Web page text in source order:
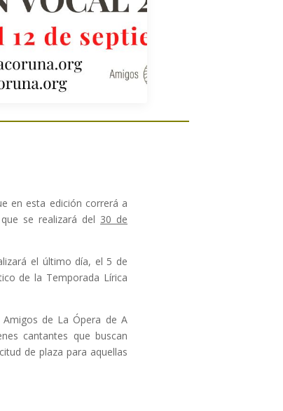
en esta edición correrá a
se realizará del 30 de
el último día, el 5 de
de la Temporada Lírica
de La Ópera de A
cantantes que buscan
de plaza para aquellas